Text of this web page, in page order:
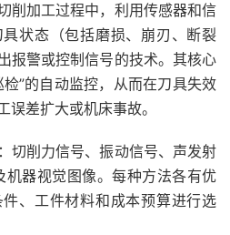
削加工过程中，利用传感器和信
状态（包括磨损、崩刃、断裂
报警或控制信号的技术。其核心
”的自动监控，从而在刀具失效
误差扩大或机床事故。
切削力信号、振动信号、声发射
器视觉图像。每种方法各有优
、工件材料和成本预算进行选